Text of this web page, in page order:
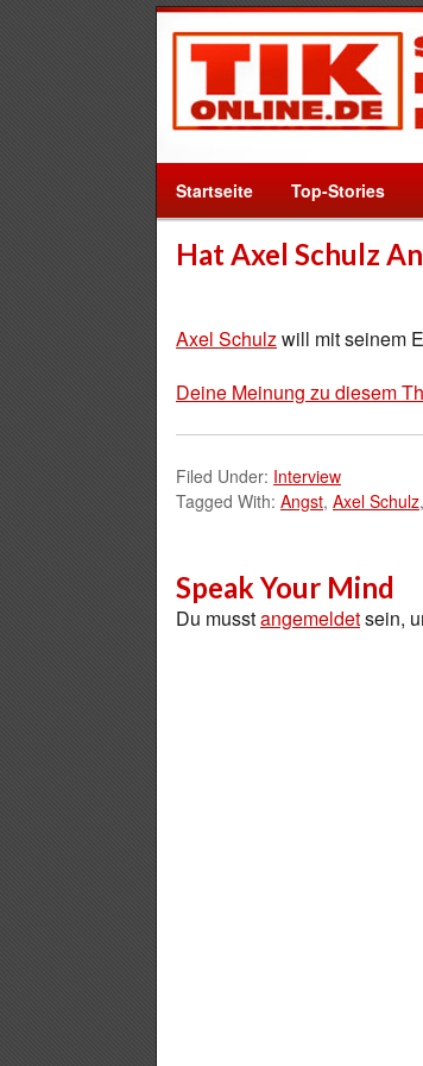
Startseite Top-Stories
Hat Axel Schulz
Axel Schulzwill mit seinem
Deine Meinung zu diesem
Filed Under: Interview
Tagged With: Angst, Axel Schulz,
Speak Your Mind
Du musstangemeldetsein,